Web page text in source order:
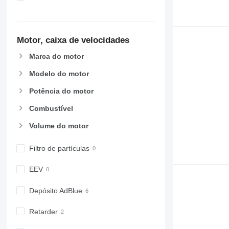
Motor, caixa de velocidades
Marca do motor
Modelo do motor
Potência do motor
Combustível
Volume do motor
Filtro de partículas
EEV
Depósito AdBlue
Retarder